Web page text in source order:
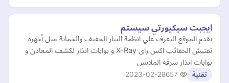
ايجبت سيكيورتي سيستم
يقدم الموقع التعرف علي انظمة التيار الخفيف والحماية مثل أجهزة
تفتيش الحقائب اكس راى X-Ray و بوابات انذار لكشف المعادن و
بوابات انذار سرقة الملابس
تقنية 2023-02-28